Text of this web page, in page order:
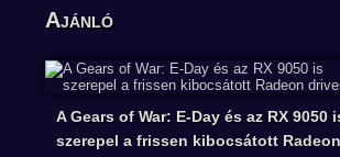
Ajánló
A Gears of War: E-Day és az RX 9050
szerepel a frissen kibocsátott Radeon